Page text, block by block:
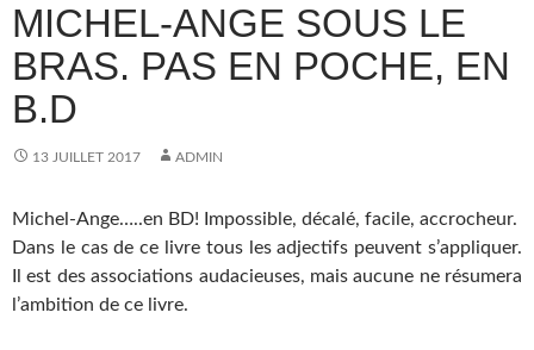
MICHEL-ANGE SOUS LE
BRAS. PAS EN POCHE, EN
B.D
13 JUILLET 2017 ADMIN
Michel-Ange…..en BD! Impossible, décalé, facile, accrocheur.
Dans le cas de ce livre tous les adjectifs peuvent s’appliquer.
Il est des associations audacieuses, mais aucune ne résumera
l’ambition de ce livre.